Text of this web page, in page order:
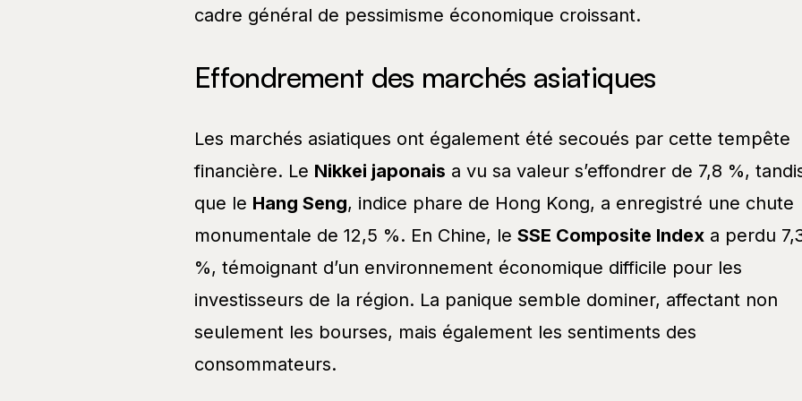
cadre général de pessimisme économique croissant.
Effondrement des marchés asiatiques
Les marchés asiatiques ont également été secoués par cette tempête
financière. Le Nikkei japonais a vu sa valeur s’effondrer de 7,8 %,
que le Hang Seng, indice phare de Hong Kong, a enregistré une chute
monumentale de 12,5 %. En Chine, le SSE Composite Index a perdu
%, témoignant d’un environnement économique difficile pour les
investisseurs de la région. La panique semble dominer, affectant non
seulement les bourses, mais également les sentiments des
consommateurs.